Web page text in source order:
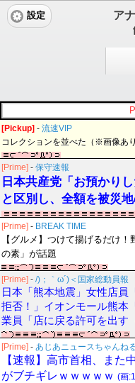
ア
設定
P
[Pickup] - 流速VIP
コレクションを並べた（※画像あり
[Prime] - 保守速報
日本共産党「お預かり
と区別し、全額を被災
[Prime] - BREAK TIME
【グルメ】つけて揚げるだけ
の素」が話題
[Prime] - /)；｀ω´)＜国家総動員報
日本「熊本地震」女性店員
拒否！」イオンモール熊本
業員「店に戻る許可を出す
[Prime] - あじあニュースちゃんね
【速報】高市首相、また
がブチギレｗｗｗｗｗ (画